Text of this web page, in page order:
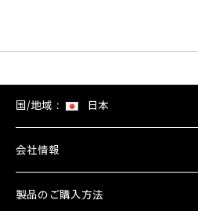
国/地域： 日本
会社情報
製品のご購入方法